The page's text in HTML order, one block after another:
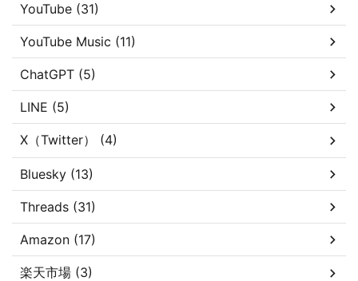
YouTube (31)
YouTube Music (11)
ChatGPT (5)
LINE (5)
X（Twitter） (4)
Bluesky (13)
Threads (31)
Amazon (17)
楽天市場 (3)